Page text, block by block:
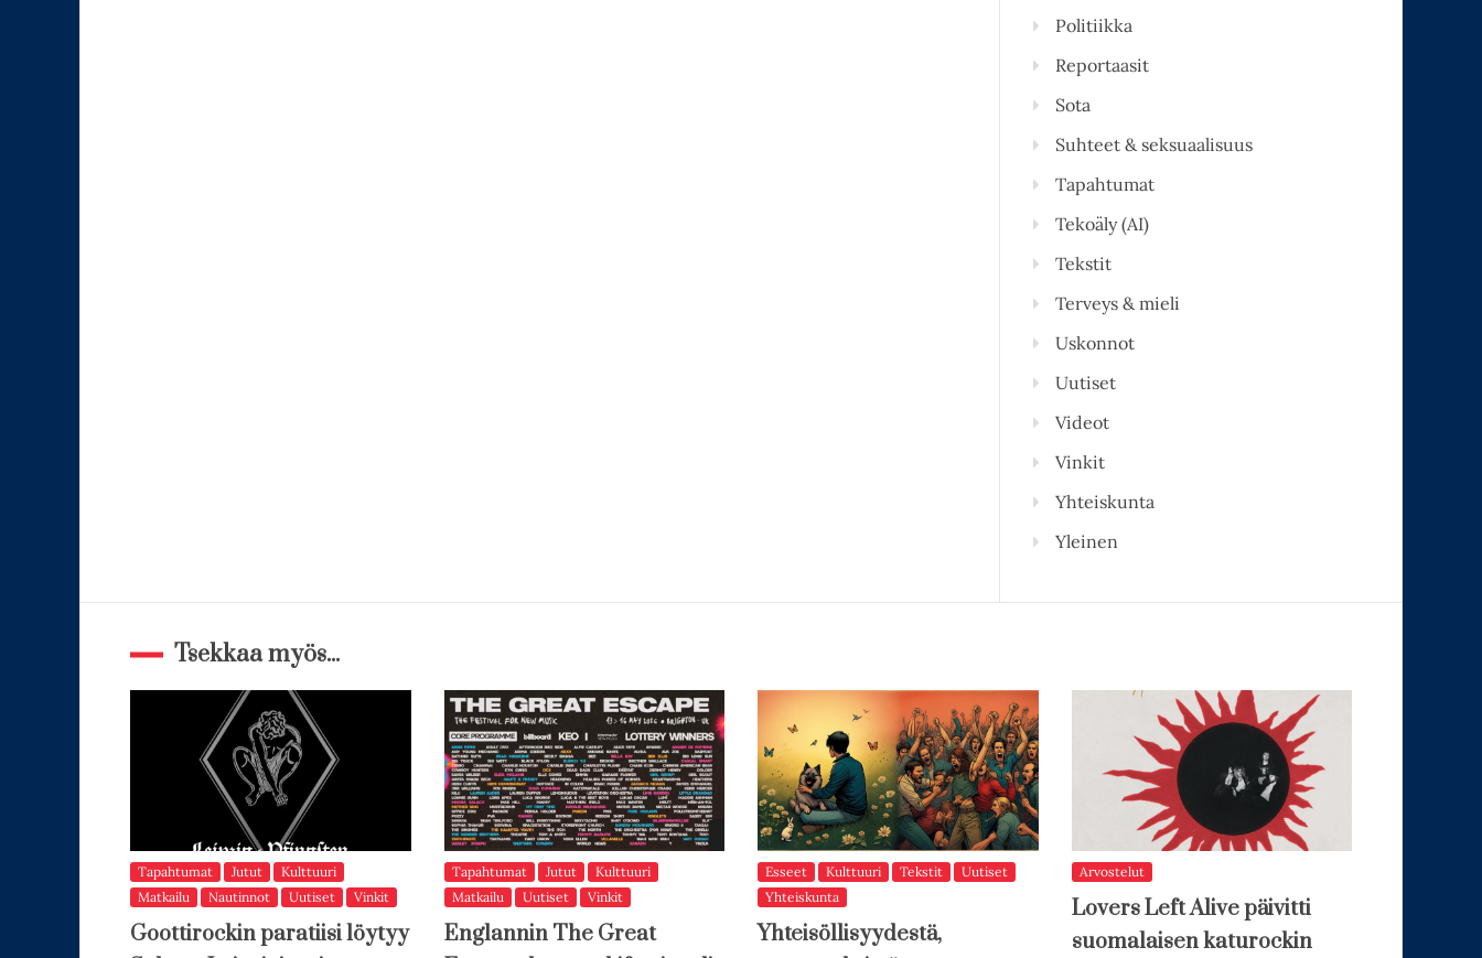
Politiikka
Reportaasit
Sota
Suhteet & seksuaalisuus
Tapahtumat
Tekoäly (AI)
Tekstit
Terveys & mieli
Uskonnot
Uutiset
Videot
Vinkit
Yhteiskunta
Yleinen
Tsekkaa myös...
Tapahtumat Jutut
Kulttuuri
Matkailu
Nautinnot Uutiset Vinkit
Goottirockin paratiisi löytyy
Tapahtumat Jutut
Kulttuuri
Matkailu
Uutiset Vinkit
Englannin The Great
Esseet Kulttuuri Tekstit
Uutiset
Yhteiskunta
Yhteisöllisyydestä,
Arvostelut
Lovers Left Alive päivitti
suomalaisen katurockin